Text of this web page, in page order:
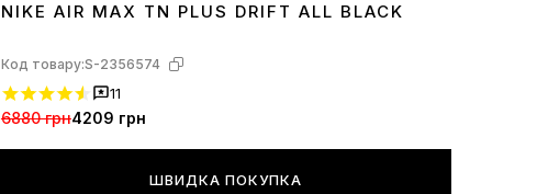
3637 38 40 414243 4445
NIKE AIR MAX TN PLUS DRIFT ALL BLACK
Код товару:S-2356574
11
6880 грн4209 грн
ШВИДКА ПОКУПКА